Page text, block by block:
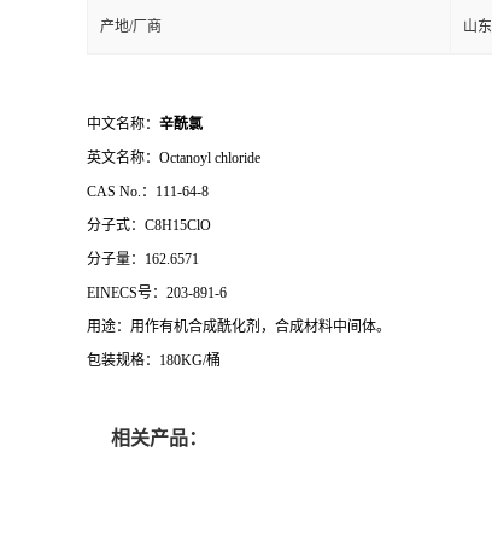
产地/厂商 山东
中文名称： 辛酰氯
英文名称： Octanoyl chloride
CAS No. ： 111-64-8
分子式： C8H15ClO
分子量： 162.6571
EINECS号： 203-891-6
用途：用作有机合成酰化剂，合成材料中间体。
包装规格：180KG/桶
相关产品：